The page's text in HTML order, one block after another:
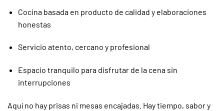
Cocina basada en producto de calidad y elaboraciones
honestas
Servicio atento, cercano y profesional
Espacio tranquilo para disfrutar de la cena sin
interrupciones
Aquí no hay prisas ni mesas encajadas. Hay tiempo, sabor y